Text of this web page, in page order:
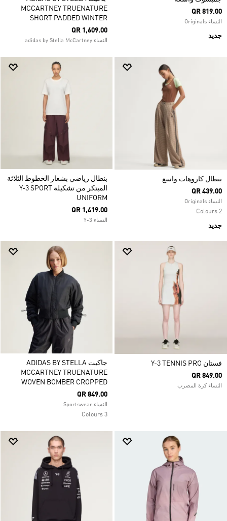
QR 819.00
النساء Originals
جديد
MCCARTNEY TRUENATURE
SHORT PADDED WINTER
QR 1,609.00
النساء adidas by Stella McCartney
بنطال كاروهات واسع
QR 439.00
النساء Originals
2 Colours
جديد
بنطال رياضي بشعار الخطوط الثلاثة
المبتكر من تشكيلة Y-3 SPORT
UNIFORM
QR 1,419.00
النساء Y-3
فستان Y-3 TENNIS PRO
QR 849.00
النساء كرة المضرب
جاكيت ADIDAS BY STELLA
MCCARTNEY TRUENATURE
WOVEN BOMBER CROPPED
QR 849.00
النساء Sportswear
3 Colours